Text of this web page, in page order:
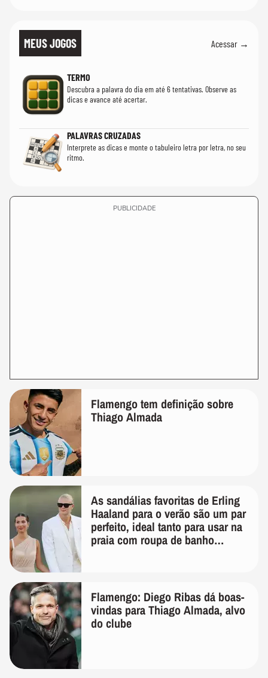
MEUS JOGOS Acessar →
TERMO
Descubra a palavra do dia em até 6 tentativas. Observe as
dicas e avance até acertar.
PALAVRAS CRUZADAS
Interprete as dicas e monte o tabuleiro letra por letra, no seu
ritmo.
PUBLICIDADE
Flamengo tem definição sobre
Thiago Almada
As sandálias favoritas de Erling
Haaland para o verão são um par
perfeito, ideal tanto para usar na
praia com roupa de banho
Flamengo: Diego Ribas dá boas-
vindas para Thiago Almada, alvo
do clube